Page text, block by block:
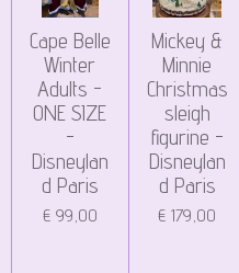
Cape Belle
Winter
Adults -
ONE SIZE
-
Disneylan
d Paris
€ 99,00
Mickey &
Minnie
Christmas
sleigh
figurine -
Disneylan
d Paris
€ 179,00